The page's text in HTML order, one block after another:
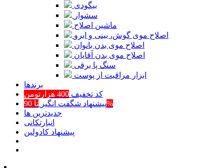
بیگودی
سشوار
ماشین اصلاح
اصلاح موی گوش، بینی و ابرو
اصلاح موی بدن بانوان
اصلاح موی بدن آقایان
سنگ پا برقی
ابزار مراقبت از پوست
برند‌ها
کد تخفیف 400 هزارتومن
پیشنهاد شگفت انگیزتا 90%
جدیدترین ها
انبارتکانی
پیشنهاد کادولین